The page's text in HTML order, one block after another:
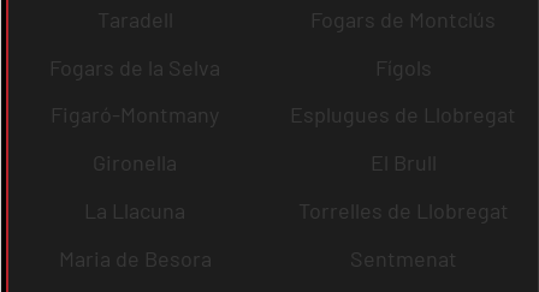
Taradell
Fogars de Montclús
Fogars de la Selva
Fígols
Figaró-Montmany
Esplugues de Llobregat
Gironella
El Brull
La Llacuna
Torrelles de Llobregat
Maria de Besora
Sentmenat